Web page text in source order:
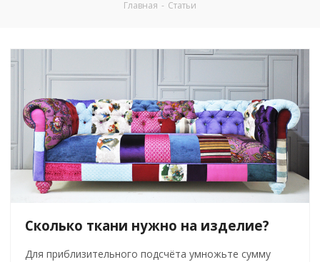
Главная - Статьи
Сколько ткани нужно на изделие?
Для приблизительного подсчёта умножьте сумму